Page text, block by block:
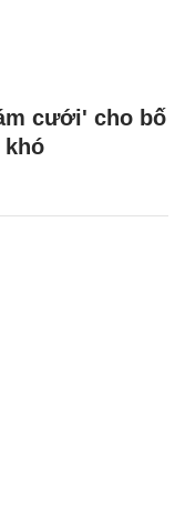
cưới' cho bố
khó